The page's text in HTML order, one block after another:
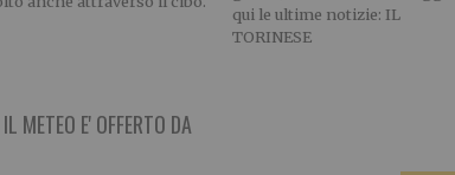
qui le ultime notizie: IL
TORINESE
IL METEO E' OFFERTO DA